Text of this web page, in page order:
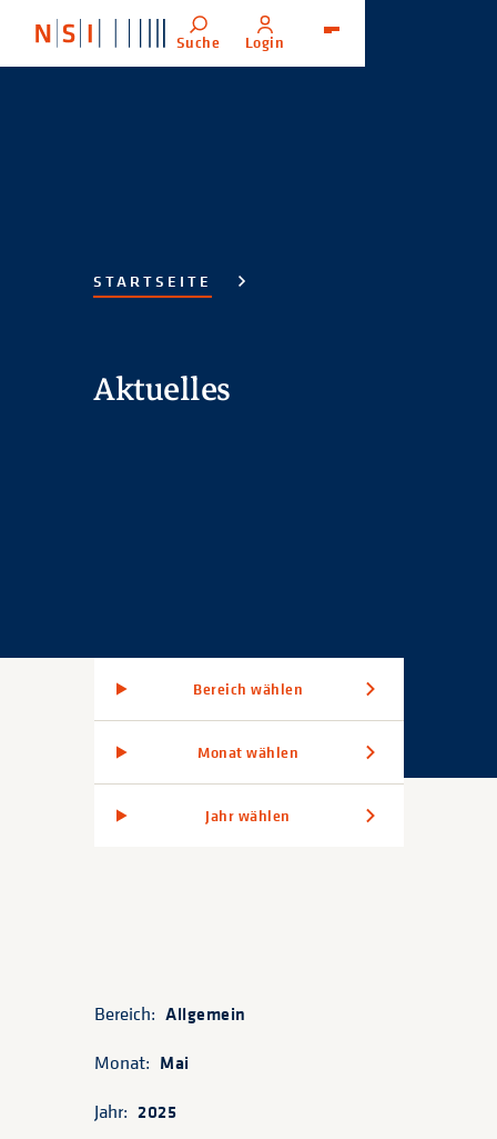
Suche Login
STARTSEITE
Aktuelles
Bereich wählen
Monat wählen
Jahr wählen
Bereich: Allgemein
Monat: Mai
Jahr: 2025